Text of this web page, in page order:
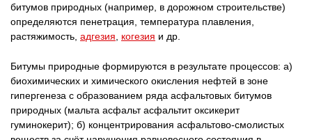
битумов природных (например, в дорожном строительстве)
определяются пенетрация, температура плавления,
растяжимость, адгезия когезия и др.
Битумы природные формируются в результате процессов: а)
биохимических и химического окисления нефтей в зоне
гипергенеза с образованием ряда асфальтовых битумов
природных (мальта асфальт асфальтит оксикерит
гуминокерит); б) концентрирования асфальтово-смолистых